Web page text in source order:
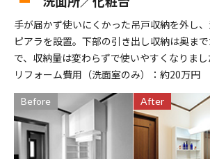
手が届かず使いにくかった吊戸収納を外し
ピアラを設置。下部の引き出し収納は奥ま
で、収納量は変わらずで使いやすくなりまし
リフォーム費用（洗面室のみ）：約20万円
Before After